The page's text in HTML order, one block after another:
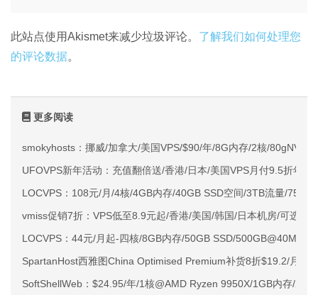
此站点使用Akismet来减少垃圾评论。 了解我们如何处理您
的评论数据。
更多阅读
smokyhosts：挪威/加拿大/美国VPS/$90/年/8G内存/2核/
UFOVPS新年活动：充值翻倍送/香港/日本/美国VPS月付9.5折年
LOCVPS：108元/月/4核/4GB内存/40GB SSD空间/3TB流量/
vmiss促销7折：VPS低至8.9元起/香港/美国/韩国/日本机房/可选
LOCVPS：44元/月起-四核/8GB内存/50GB SSD/
SpartanHost西雅图China Optimised Premium补货8折$19.2/月起
SoftShellWeb：$24.95/年/1核@AMD Ryzen 9950X/1GB内存/